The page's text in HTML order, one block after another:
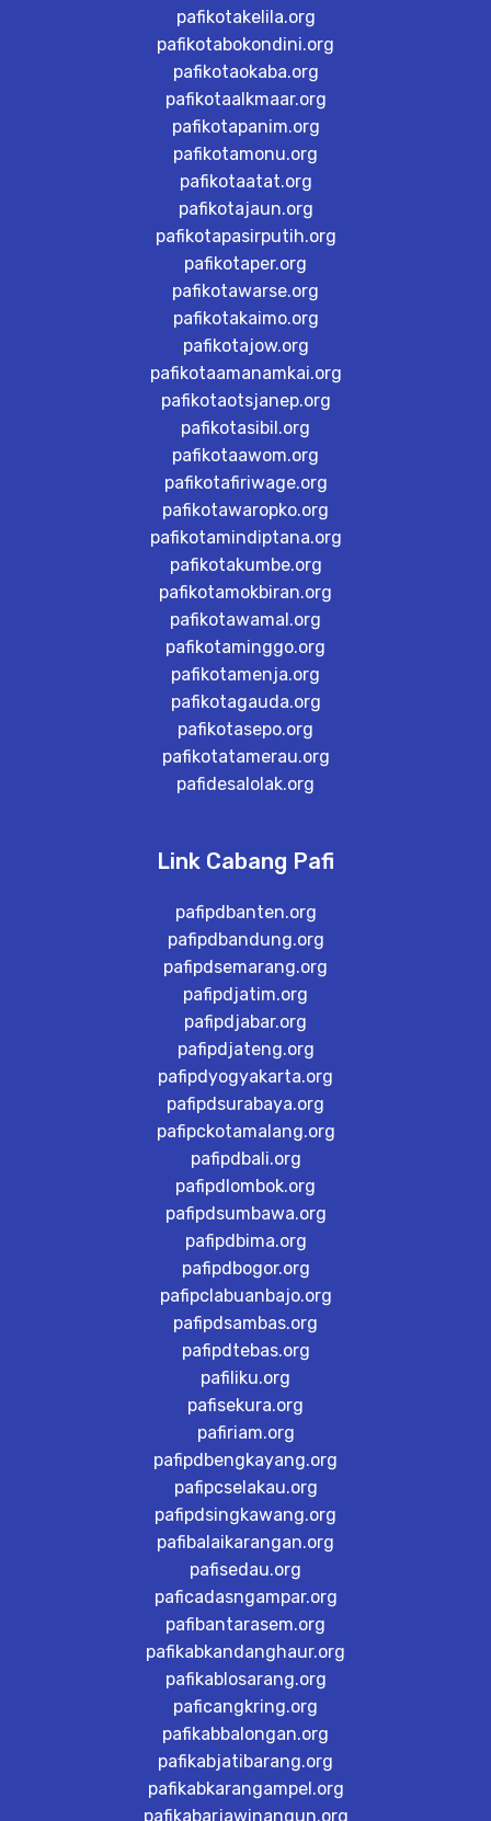
pafikotakelila.org
pafikotabokondini.org
pafikotaokaba.org
pafikotaalkmaar.org
pafikotapanim.org
pafikotamonu.org
pafikotaatat.org
pafikotajaun.org
pafikotapasirputih.org
pafikotaper.org
pafikotawarse.org
pafikotakaimo.org
pafikotajow.org
pafikotaamanamkai.org
pafikotaotsjanep.org
pafikotasibil.org
pafikotaawom.org
pafikotafiriwage.org
pafikotawaropko.org
pafikotamindiptana.org
pafikotakumbe.org
pafikotamokbiran.org
pafikotawamal.org
pafikotaminggo.org
pafikotamenja.org
pafikotagauda.org
pafikotasepo.org
pafikotatamerau.org
pafidesalolak.org
Link Cabang Pafi
pafipdbanten.org
pafipdbandung.org
pafipdsemarang.org
pafipdjatim.org
pafipdjabar.org
pafipdjateng.org
pafipdyogyakarta.org
pafipdsurabaya.org
pafipckotamalang.org
pafipdbali.org
pafipdlombok.org
pafipdsumbawa.org
pafipdbima.org
pafipdbogor.org
pafipclabuanbajo.org
pafipdsambas.org
pafipdtebas.org
pafiliku.org
pafisekura.org
pafiriam.org
pafipdbengkayang.org
pafipcselakau.org
pafipdsingkawang.org
pafibalaikarangan.org
pafisedau.org
paficadasngampar.org
pafibantarasem.org
pafikabkandanghaur.org
pafikablosarang.org
paficangkring.org
pafikabbalongan.org
pafikabjatibarang.org
pafikabkarangampel.org
pafikabarjawinangun.org